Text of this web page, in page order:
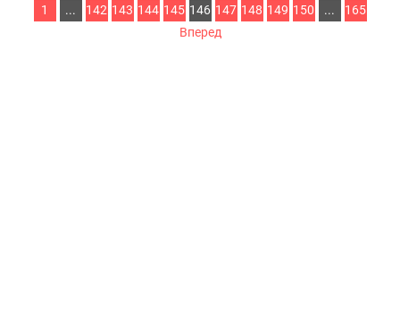
1
... 142 143 144 145 146 147 148 149 150 ...
165
Вперед